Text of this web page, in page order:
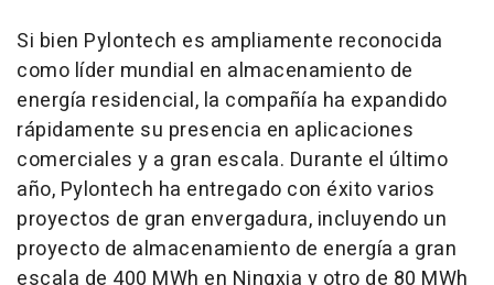
Si bien Pylontech es ampliamente reconocida
como líder mundial en almacenamiento de
energía residencial, la compañía ha expandido
rápidamente su presencia en aplicaciones
comerciales y a gran escala. Durante el último
año, Pylontech ha entregado con éxito varios
proyectos de gran envergadura, incluyendo un
proyecto de almacenamiento de energía a gran
escala de 400 MWh en Ningxia y otro de 80 MWh